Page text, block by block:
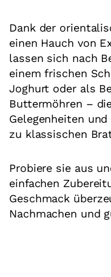
Dank der
einen Hauch von
lassen sich nach
einem frischen
Joghurt oder als
Buttermöhren –
Gelegenheiten
zu klassischen
Probiere sie aus
einfachen
Geschmack
Nachmachen und